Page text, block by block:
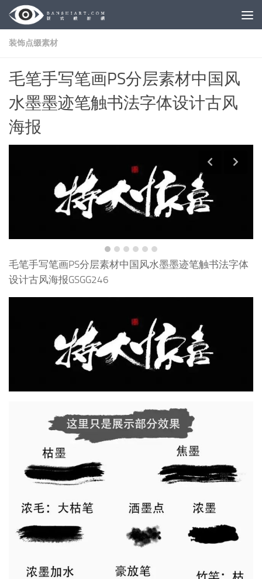
Skip to content
装饰点缀素材
毛笔手写笔画PS分层素材中国风
水墨墨迹笔触书法字体设计古风
海报
毛笔手写笔画PS分层素材中国风水墨墨迹笔触书法字体
设计古风海报GSGG246